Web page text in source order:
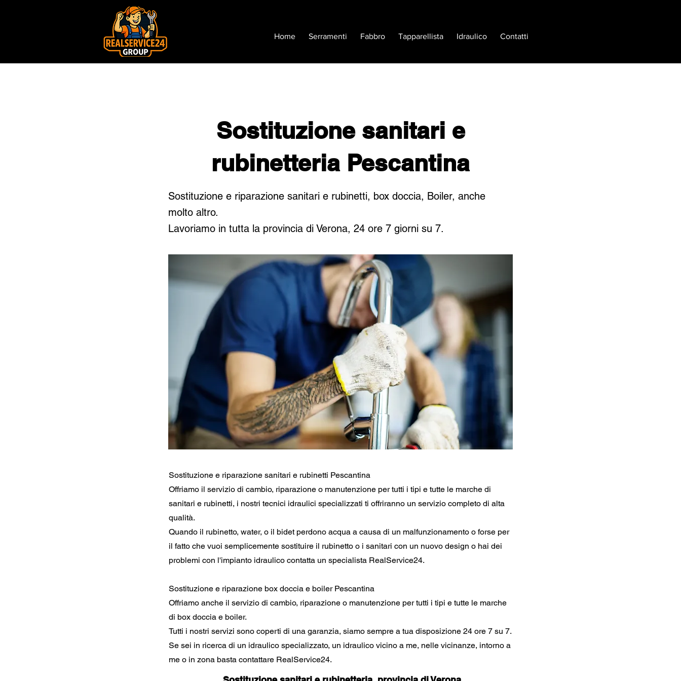
Home Serramenti Fabbro Tapparellista Idraulico Contatti
Sostituzione sanitari e
rubinetteria Pescantina
Sostituzione e riparazione sanitari e rubinetti, box doccia, Boiler, anche
molto altro.
Lavoriamo in tutta la provincia di Verona, 24 ore 7 giorni su 7.
Sostituzione e riparazione sanitari e rubinetti Pescantina
Offriamo il servizio di cambio, riparazione o manutenzione per tutti i tipi e tutte le marche di
sanitari e rubinetti, i nostri tecnici idraulici specializzati ti offriranno un servizio completo di alta
qualità.
Quando il rubinetto, water, o il bidet perdono acqua a causa di un malfunzionamento o forse per
il fatto che vuoi semplicemente sostituire il rubinetto o i sanitari con un nuovo design o hai dei
problemi con l'impianto idraulico contatta un specialista RealService24.
Sostituzione e riparazione box doccia e boiler Pescantina
Offriamo anche il servizio di cambio, riparazione o manutenzione per tutti i tipi e tutte le marche
di box doccia e boiler.
Tutti i nostri servizi sono coperti di una garanzia, siamo sempre a tua disposizione 24 ore 7 su 7.
Se sei in ricerca di un idraulico specializzato, un idraulico vicino a me, nelle vicinanze, intorno a
me o in zona basta contattare RealService24.